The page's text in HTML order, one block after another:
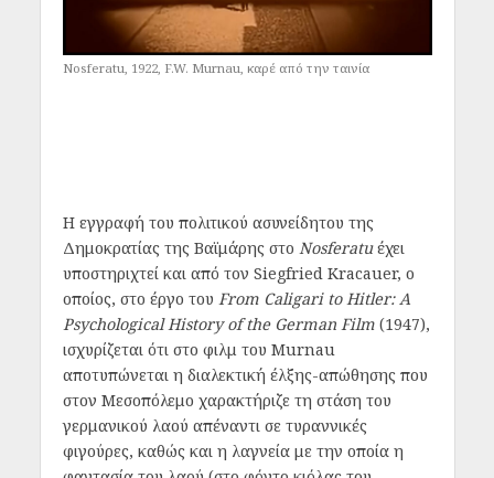
Nosferatu, 1922, F.W. Murnau, καρέ από την ταινία
Η εγγραφή του πολιτικού ασυνείδητου της
Δημοκρατίας της Βαϊμάρης στο Nosferatuέχει
υποστηριχτεί και από τον Siegfried Kracauer, ο
οποίος, στο έργο του From Caligari to Hitler: A
Psychological History of the German Film (1947),
ισχυρίζεται ότι στο φιλμ του Murnau
αποτυπώνεται η διαλεκτική έλξης-απώθησης που
στον Μεσοπόλεμο χαρακτήριζε τη στάση του
γερμανικού λαού απέναντι σε τυραννικές
φιγούρες, καθώς και η λαγνεία με την οποία η